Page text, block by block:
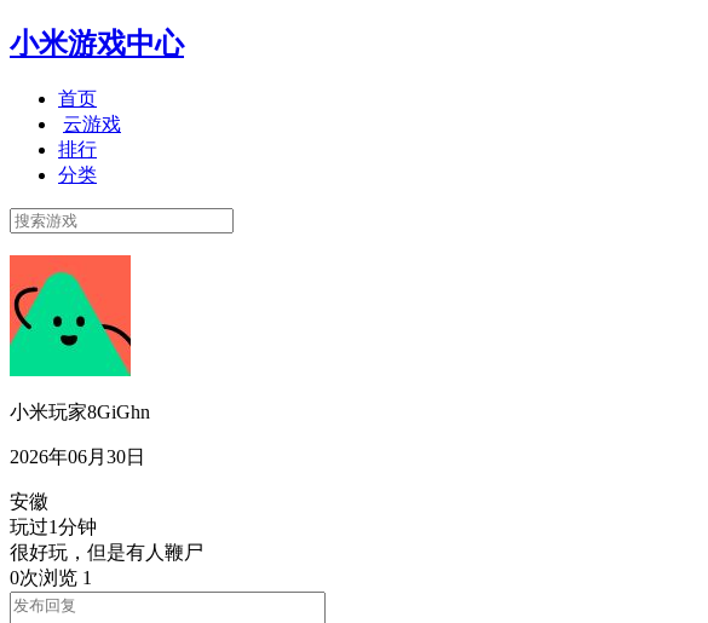
小米游戏中心
首页
云游戏
排行
分类
小米玩家8GiGhn
2026年06月30日
安徽
玩过1分钟
很好玩，但是有人鞭尸
0次浏览 1